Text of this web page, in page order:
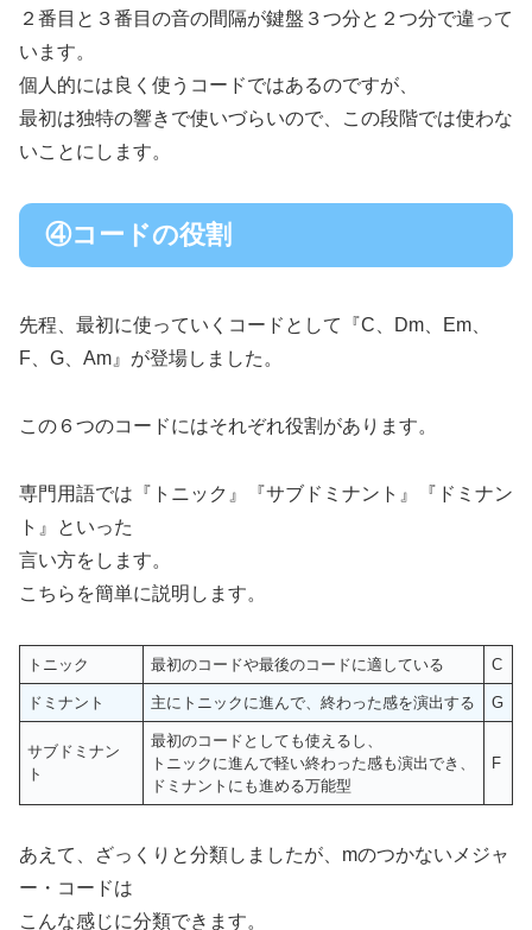
２番目と３番目の音の間隔が鍵盤３つ分と２つ分で違って
います。
個人的には良く使うコードではあるのですが、
最初は独特の響きで使いづらいので、この段階では使わな
いことにします。
④コードの役割
先程、最初に使っていくコードとして『C、Dm、Em、
F、G、Am』が登場しました。
この６つのコードにはそれぞれ役割があります。
専門用語では『トニック』『サブドミナント』『ドミナン
ト』といった
言い方をします。
こちらを簡単に説明します。
トニック 最初のコードや最後のコードに適している C
ドミナント 主にトニックに進んで、終わった感を演出する G
サブドミナン
ト
最初のコードとしても使えるし、
トニックに進んで軽い終わった感も演出でき、
ドミナントにも進める万能型
F
あえて、ざっくりと分類しましたが、mのつかないメジャ
ー・コードは
こんな感じに分類できます。